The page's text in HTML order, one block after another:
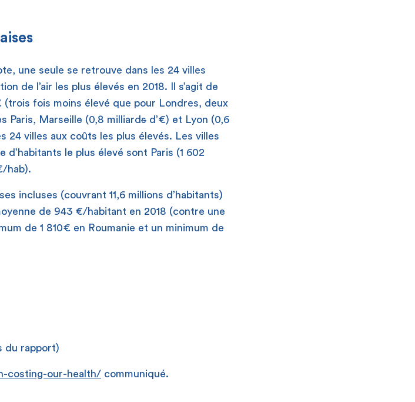
une seule se retrouve dans les 24 villes
de l’air les plus élevés en 2018. Il s’agit de
(trois fois moins élevé que pour Londres, deux
Paris, Marseille (0,8 milliards d’€) et Lyon (0,6
24 villes aux coûts les plus élevés. Les villes
le plus élevé sont Paris (1 602
hab).
incluses (couvrant 11,6 millions d’habitants)
de 943 €/habitant en 2018 (contre une
de 1 810€ en Roumanie et un minimum de
du rapport)
costing-our-health/ communiqué.